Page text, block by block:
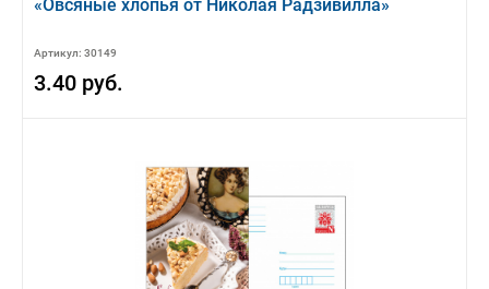
«Овсяные хлопья от Николая Радзивилла»
Артикул: 30149
3.40 руб.